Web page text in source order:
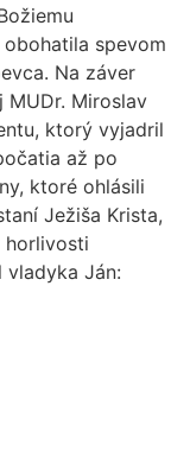
spevom
Na záver
Miroslav
ktorý vyjadril
až po
ktoré ohlásili
Ježiša Krista,
horlivosti
vladyka Ján: